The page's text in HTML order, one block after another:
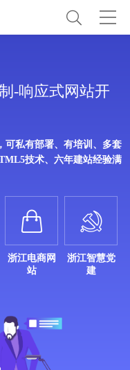
-响应式网站开
可私有部署、有培训、多套
技术、六年建站经验满

浙江电商网
站

浙江智慧党
建